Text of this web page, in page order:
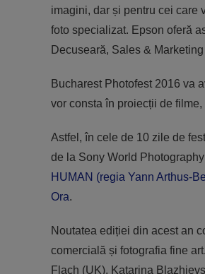
imagini, dar și pentru cei care
foto specializat. Epson oferă
Decuseară, Sales &
Bucharest Photofest 2016 va
vor consta în proiecții de
Astfel, în cele de 10 zile de
de la Sony World
HUMAN (regia Yann Arthus-
Ora.
Noutatea ediției din acest an
comercială și fotografia fine
Flach (UK), Katarina